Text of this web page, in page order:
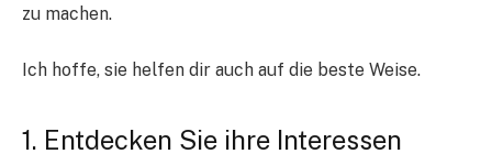
zu machen.
Ich hoffe, sie helfen dir auch auf die beste Weise.
1. Entdecken Sie ihre Interessen